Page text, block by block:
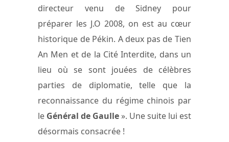
directeur venu de Sidney pour
préparer les J.O 2008, on est au cœur
historique de Pékin. A deux pas de Tien
An Men et de la Cité Interdite, dans un
lieu où se sont jouées de célèbres
parties de diplomatie, telle que la
reconnaissance du régime chinois par
le Général de Gaulle ». Une suite lui est
désormais consacrée !